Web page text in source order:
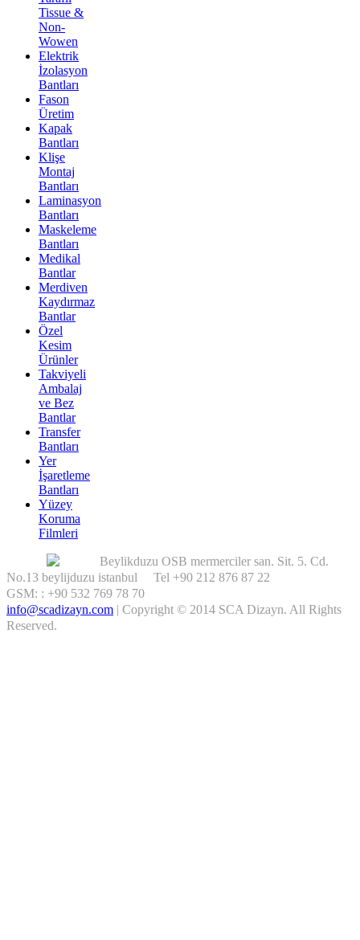
Tissue &
Non-
Wowen
Elektrik
İzolasyon
Bantları
Fason
Üretim
Kapak
Bantları
Klişe
Montaj
Bantları
Laminasyon
Bantları
Maskeleme
Bantları
Medikal
Bantlar
Merdiven
Kaydırmaz
Bantlar
Özel
Kesim
Ürünler
Takviyeli
Ambalaj
ve Bez
Bantlar
Transfer
Bantları
Yer
İşaretleme
Bantları
Yüzey
Koruma
Filmleri
Beylikduzu OSB mermerciler san. Sit. 5. Cd.
No.13 beylijduzu istanbul Tel +90 212 876 87 22
GSM: : +90 532 769 78 70
info@scadizayn.com | Copyright © 2014 SCA Dizayn. All Rights
Reserved.